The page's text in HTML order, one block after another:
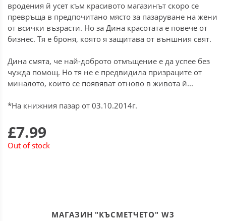
вродения й усет към красивото магазинът скоро се
превръща в предпочитано място за пазаруване на жени
от всички възрасти. Но за Дина красотата е повече от
бизнес. Тя е броня, която я защитава от външния свят.
Дина смята, че най-доброто отмъщение е да успее без
чужда помощ. Но тя не е предвидила призраците от
миналото, които се появяват отново в живота й...
*На книжния пазар от 03.10.2014г.
£7.99
Out of stock
МАГАЗИН "КЪСМЕТЧЕТО" W3